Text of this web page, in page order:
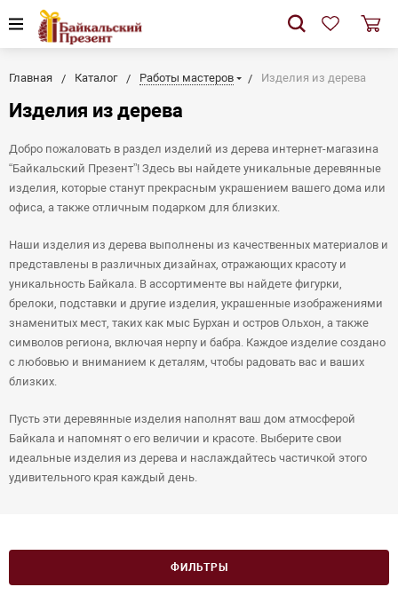
Главная Каталог Работы мастеров Изделия из дерева
Изделия из дерева
Добро пожаловать в раздел изделий из дерева интернет-магазина
“Байкальский Презент”! Здесь вы найдете уникальные деревянные
изделия, которые станут прекрасным украшением вашего дома или
офиса, а также отличным подарком для близких.
Наши изделия из дерева выполнены из качественных материалов и
представлены в различных дизайнах, отражающих красоту и
уникальность Байкала. В ассортименте вы найдете фигурки,
брелоки, подставки и другие изделия, украшенные изображениями
знаменитых мест, таких как мыс Бурхан и остров Ольхон, а также
символов региона, включая нерпу и бабра. Каждое изделие создано
с любовью и вниманием к деталям, чтобы радовать вас и ваших
близких.
Пусть эти деревянные изделия наполнят ваш дом атмосферой
Байкала и напомнят о его величии и красоте. Выберите свои
идеальные изделия из дерева и наслаждайтесь частичкой этого
удивительного края каждый день.
ФИЛЬТРЫ